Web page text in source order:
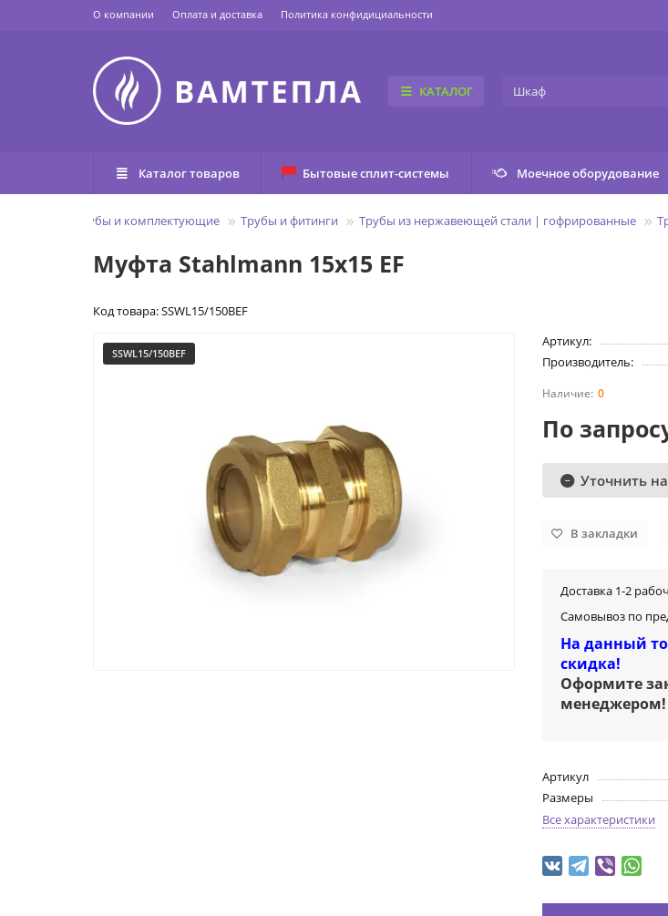
О компании Оплата и доставка Политика конфидициальности
КАТАЛОГ
Каталог товаров Бытовые сплит-системы Моечное оборудование
Трубы и комплектующие Трубы и фитинги Трубы из нержавеющей стали | гофрированные
Муфта Stahlmann 15х15 EF
Код товара: SSWL15/150BEF
SSWL15/150BEF
Артикул:
Производитель:
0
По
Уточнить
В закладки
Доставка 1-2
Самовывоз по
На данный
скидка!
Оформите
менеджером!
Артикул
Размеры
Все характеристики